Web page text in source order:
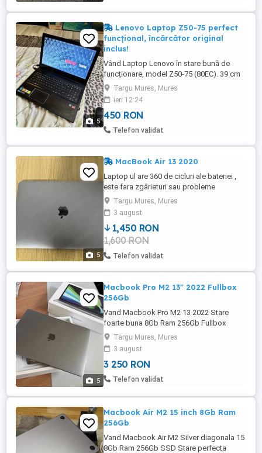
5
Lenovo Laptop Z50-75 perfect
funcțional, încărcător original
inclus!
Vând Laptop Lenovo în stare bună de
funcționare, model Z50-75 (80EC). 39 cm
(AMD A10, 8GB RAM, HDD 1TB) Dotări:
Unitate DVD, camera Web, porturi USB,
tastatură în perfectă stare, HDMI. !!Bateria
funcționează perfect doar cu încărcătorul
în priză. Încărcătorul original este inclus în
Targu Mures, Mures
ieri 12:24
450 RON
Telefon validat
5
MacBook Air 13 2020
Laptop ul are 360 de cicluri ale bateriei ,
este fara zgârieturi sau probleme
Targu Mures, Mures
3 august
1,450 RON
1,600 RON
Telefon validat
5
Macbook Pro M2 13" 2022 Fullbox
256Gb
Vand Macbook Pro M2 13 2022 Stare
foarte buna 8Gb Ram 256Gb Fullbox
Batterylife 97% Pret: 3250 lei predare in tg
mures
Targu Mures, Mures
3 august
3 250 RON
Telefon validat
Macbook Air M2 15 inch 8Gb Ram
256Gb
Vand Macbook Air M2 Silver diagonala 15
8Gb Ram 256Gb SSD Stare perfecta